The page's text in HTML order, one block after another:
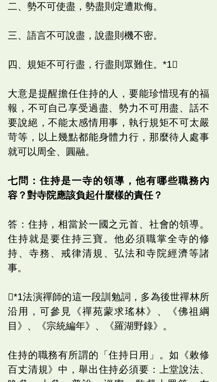
二、勢不可使盡，勢盡則定遭欺侮。
三、語言不可說盡，說盡則機不密。
四、規矩不可行盡，行盡則眾難住。*1
大意是提醒擔任住持的人，要能珍惜現有的福
報，不可自己享受過盡、勢力不可用盡、話不
要說絕，不能太感情用事，執行規矩不可太嚴
苛等，以上幾點都能身體力行，那麼待人處事
就可以周全、圓融。
七問：住持是一寺的領導，他有哪些職務內
容？對寺院應該負起什麼樣的責任？
答：住持，相當於一國之元首、社會的領導。
住持就是要住持三寶。他必須職掌全寺的修
持、寺務、戒律清規、弘法和寺院經濟等諸
事。
*1法演禪師的這一段訓勉詞，多為後世禪林所
沿用，可參見《禪苑蒙求瑤林》、《佛祖綱
目》、《宗統編年》、《羅湖野錄》。
住持的職務有所謂的「住持日用」。如《敕修
百丈清規》中，舉出住持必須要：上堂說法、